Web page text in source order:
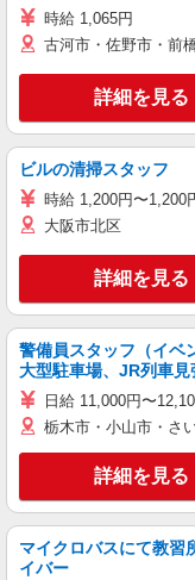
時給 1,065円
古河市・佐野市・前
詳細を見る
ビルの清掃スタッフ
時給 1,200円〜1,200
大阪市北区
詳細を見る
警備員スタッフ（イベ
大型駐車場、JR列車見
日給 11,000円〜
栃木市・小山市・さ
詳細を見る
マイクロバスにて教習
イバー